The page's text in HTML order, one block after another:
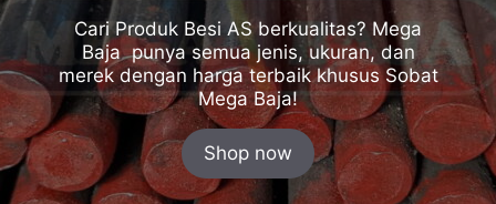
Cari Produk Besi AS berkualitas? Mega
Baja punya semua jenis, ukuran, dan
merek dengan harga terbaik khusus Sobat
Mega Baja!
Shop now